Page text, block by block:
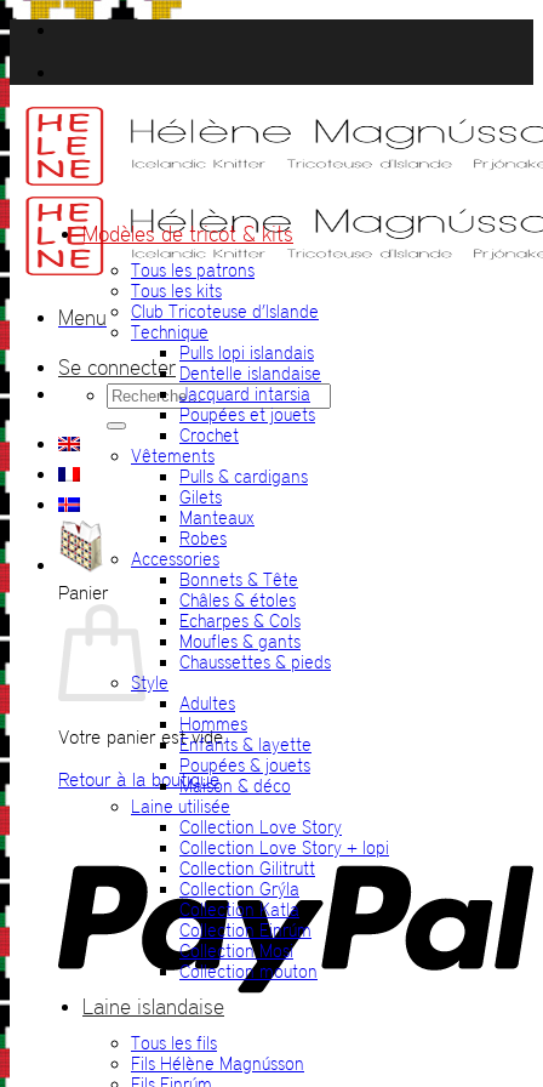
Passer
au
contenu
Menu
Se connecter
Recherche
pour :
Panier
Votre panier est vide.
Retour à la boutique
Modèles de tricot & kits
Tous les patrons
Tous les kits
Club Tricoteuse d’Islande
Technique
Pulls lopi islandais
Dentelle islandaise
Jacquard intarsia
Poupées et jouets
Crochet
Vêtements
Pulls & cardigans
Gilets
Manteaux
Robes
Accessories
Bonnets & Tête
Châles & étoles
Echarpes & Cols
Moufles & gants
Chaussettes & pieds
Style
Adultes
Hommes
Enfants & layette
Poupées & jouets
Maison & déco
Laine utilisée
Collection Love Story
Collection Love Story + lopi
Collection Gilitrutt
Collection Grýla
Collection Katla
Collection Einrúm
Collection Mosi
Collection mouton
Laine islandaise
Tous les fils
Fils Hélène Magnússon